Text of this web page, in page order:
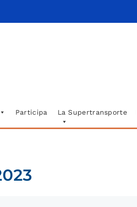
Participa La Supertransporte